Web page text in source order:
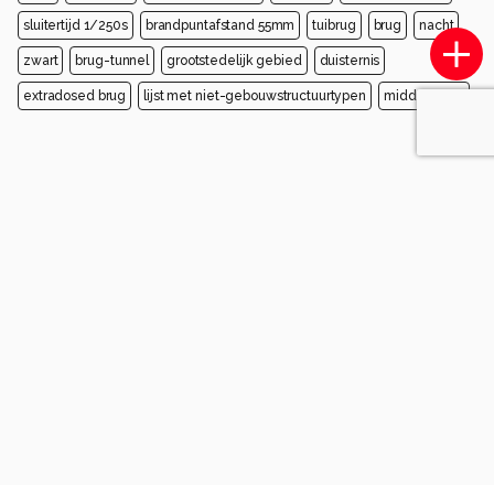
sluitertijd 1/250s brandpuntafstand 55mm tuibrug brug nacht
zwart brug-tunnel grootstedelijk gebied duisternis
extradosed brug lijst met niet-gebouwstructuurtypen middernacht